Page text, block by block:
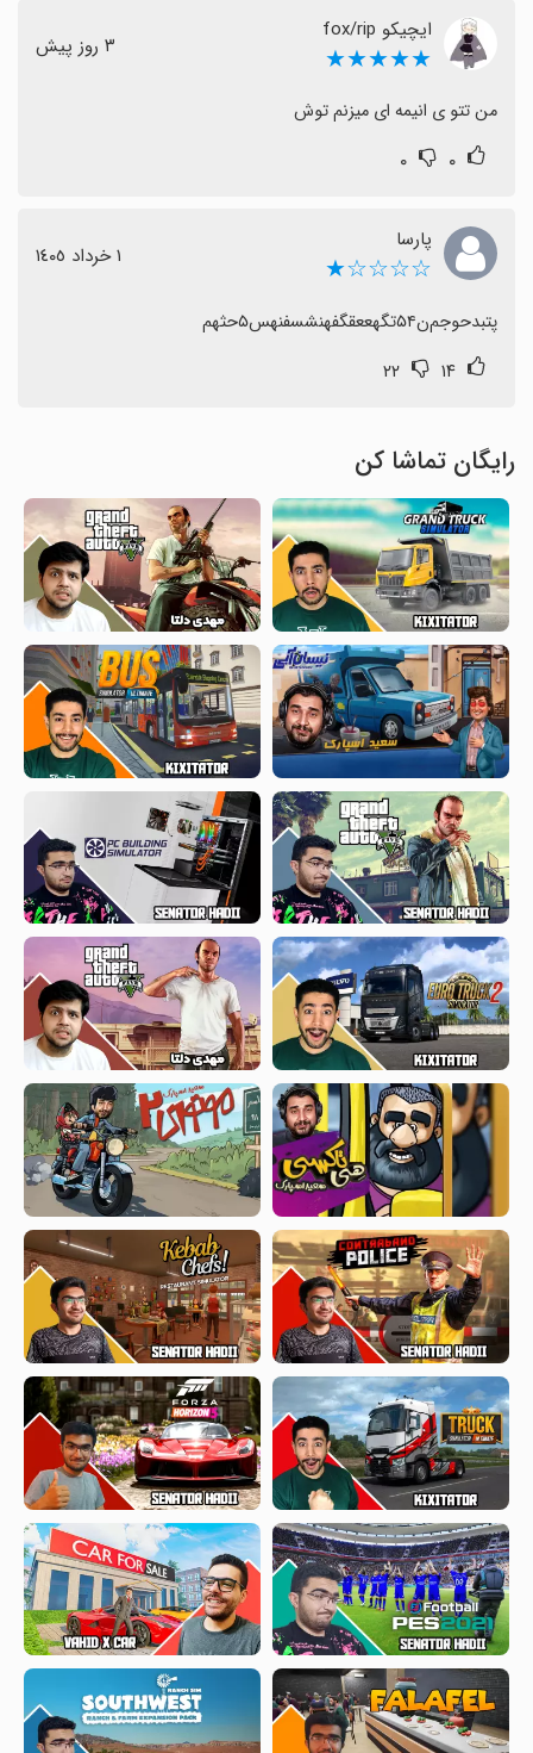
ایچیکو fox/rip
★★★★★ ٣ روز پیش
من تتو ی انیمه ای میزنم توش
۰ ۰
پارسا
☆☆☆☆★ ١ خرداد ١٤٠٥
پتبدحوجم‌ن۵۴تگهععقگفهنشسفنهس۵حثهم
۱۴ ۲۲
رایگان تماشا کن